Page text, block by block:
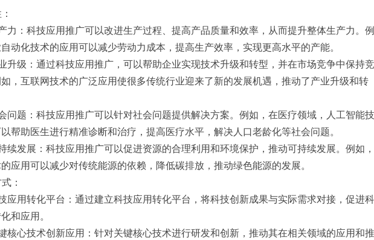
力：科技应用推广可以改进生产过程、提高产品质量和效率，从而提升整体生产力。例
动化技术的应用可以减少劳动力成本，提高生产效率，实现更高水平的产能。
升级：通过科技应用推广，可以帮助企业实现技术升级和转型，并在市场竞争中保持
，互联网技术的广泛应用使很多传统行业迎来了新的发展机遇，推动了产业升级和转
问题：科技应用推广可以针对社会问题提供解决方案。例如，在医疗领域，人工智能
帮助医生进行精准诊断和治疗，提高医疗水平，解决人口老龄化等社会问题。
续发展：科技应用推广可以促进资源的合理利用和环境保护，推动可持续发展。例如
应用可以减少对传统能源的依赖，降低碳排放，推动绿色能源的发展。
：
应用转化平台：通过建立科技应用转化平台，将科技创新成果与实际需求对接，促进
和应用。
核心技术创新应用：针对关键核心技术进行研发和创新，推动其在相关领域的应用和推